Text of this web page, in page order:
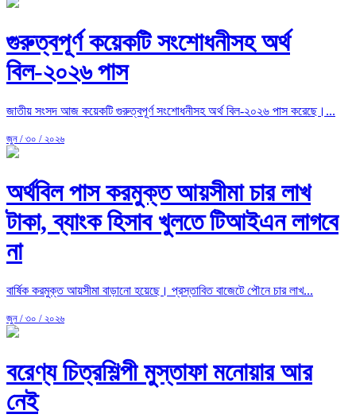
গুরুত্বপূর্ণ কয়েকটি সংশোধনীসহ অর্থ
বিল-২০২৬ পাস
জাতীয় সংসদ আজ কয়েকটি গুরুত্বপূর্ণ সংশোধনীসহ অর্থ বিল-২০২৬ পাস করেছে।...
জুন / ৩০ / ২০২৬
অর্থবিল পাস করমুক্ত আয়সীমা চার লাখ
টাকা, ব্যাংক হিসাব খুলতে টিআইএন লাগবে
না
বার্ষিক করমুক্ত আয়সীমা বাড়ানো হয়েছে। প্রস্তাবিত বাজেটে পৌনে চার লাখ...
জুন / ৩০ / ২০২৬
বরেণ্য চিত্রশিল্পী মুস্তাফা মনোয়ার আর
নেই